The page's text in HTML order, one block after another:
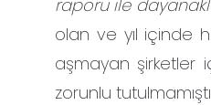
raporu ile
olan ve yıl içinde
aşmayan şirketler
zorunlu